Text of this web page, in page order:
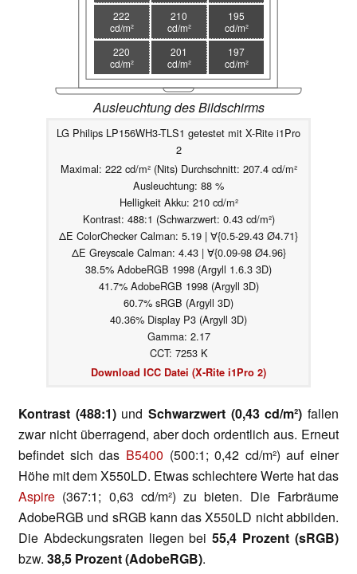
222
cd/m²
210
cd/m²
195
cd/m²
220
cd/m²
201
cd/m²
197
cd/m²
Ausleuchtung des Bildschirms
LG Philips LP156WH3-TLS1 getestet mit X-Rite i1Pro
2
Maximal: 222 cd/m² (Nits) Durchschnitt: 207.4 cd/m²
Ausleuchtung: 88 %
Helligkeit Akku: 210 cd/m²
Kontrast: 488:1 (Schwarzwert: 0.43 cd/m²)
ΔE ColorChecker Calman: 5.19 | ∀{0.5-29.43 Ø4.71}
ΔE Greyscale Calman: 4.43 | ∀{0.09-98 Ø4.96}
38.5% AdobeRGB 1998 (Argyll 1.6.3 3D)
41.7% AdobeRGB 1998 (Argyll 3D)
60.7% sRGB (Argyll 3D)
40.36% Display P3 (Argyll 3D)
Gamma: 2.17
CCT: 7253 K
Download ICC Datei (X-Rite i1Pro 2)
Kontrast (488:1)undSchwarzwert (0,43 cd/m²) fallen
zwar nicht überragend, aber doch ordentlich aus. Erneut
befindet sich das B5400 (500:1; 0,42 cd/m²) auf einer
Höhe mit dem X550LD. Etwas schlechtere Werte hat das
Aspire (367:1; 0,63 cd/m²) zu bieten. Die Farbräume
AdobeRGB und sRGB kann das X550LD nicht abbilden.
Die Abdeckungsraten liegen bei55,4 Prozent (sRGB)
bzw. 38,5 Prozent (AdobeRGB).